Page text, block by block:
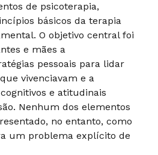
de psicoterapia,
básicos da terapia
O objetivo central foi
e mães a
pessoais para lidar
vivenciavam e a
e atitudinais
Nenhum dos elementos
no entanto, como
um problema explícito de